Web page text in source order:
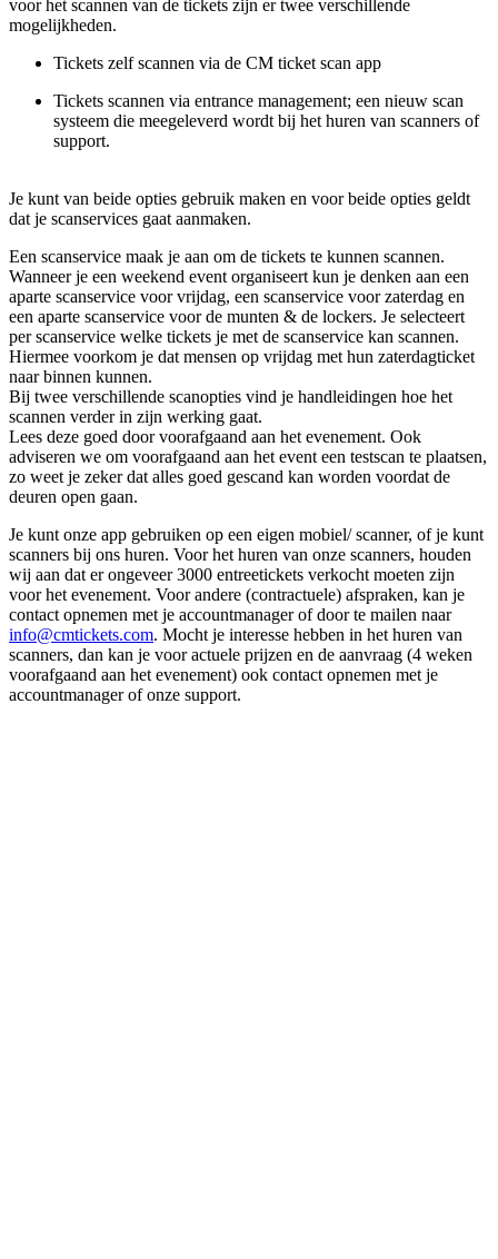
voor het scannen van de tickets zijn er twee verschillende
mogelijkheden.
Tickets zelf scannen via de CM ticket scan app
Tickets scannen via entrance management; een nieuw scan
systeem die meegeleverd wordt bij het huren van scanners of
support.
Je kunt van beide opties gebruik maken en voor beide opties geldt
dat je scanservices gaat aanmaken.
Een scanservice maak je aan om de tickets te kunnen scannen.
Wanneer je een weekend event organiseert kun je denken aan een
aparte scanservice voor vrijdag, een scanservice voor zaterdag en
een aparte scanservice voor de munten & de lockers. Je selecteert
per scanservice welke tickets je met de scanservice kan scannen.
Hiermee voorkom je dat mensen op vrijdag met hun zaterdagticket
naar binnen kunnen.
Bij twee verschillende scanopties vind je handleidingen hoe het
scannen verder in zijn werking gaat.
Lees deze goed door voorafgaand aan het evenement. Ook
adviseren we om voorafgaand aan het event een testscan te plaatsen,
zo weet je zeker dat alles goed gescand kan worden voordat de
deuren open gaan.
Je kunt onze app gebruiken op een eigen mobiel/ scanner, of je kunt
scanners bij ons huren. Voor het huren van onze scanners, houden
wij aan dat er ongeveer 3000 entreetickets verkocht moeten zijn
voor het evenement. Voor andere (contractuele) afspraken, kan je
contact opnemen met je accountmanager of door te mailen naar
info@cmtickets.com. Mocht je interesse hebben in het huren van
scanners, dan kan je voor actuele prijzen en de aanvraag (4 weken
voorafgaand aan het evenement) ook contact opnemen met je
accountmanager of onze support.